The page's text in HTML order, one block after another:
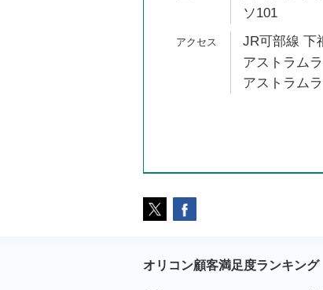
ソ101
JR可部線 下
アストラム
アストラム
オリコン顧客満足度ランキング